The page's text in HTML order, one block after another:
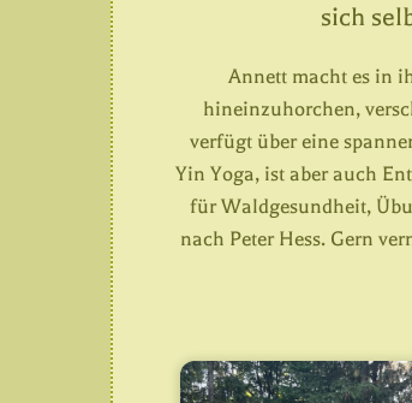
sich
Annett macht es in
hineinzuhorchen,
verfügt über eine
Yin Yoga, ist aber auch
für Waldgesundheit,
nach Peter Hess. Gern